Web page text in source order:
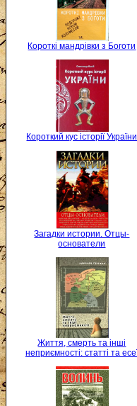
Короткі мандрівки з Боготи
Короткий кус історії України
Загадки истории. Отцы-
основатели
Життя, смерть та інші
неприємності: статті та